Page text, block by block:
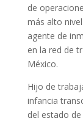
de
más alto
agente de
en la red de
México.
Hijo de
infancia
del estado